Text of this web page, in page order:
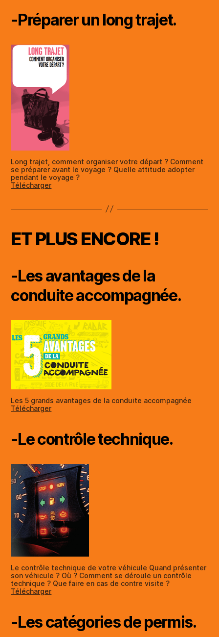
-Préparer un long trajet.
Long trajet, comment organiser votre départ ? Comment
se préparer avant le voyage ? Quelle attitude adopter
pendant le voyage ?
Télécharger
ET PLUS ENCORE !
-Les avantages de la
conduite accompagnée.
Les 5 grands avantages de la conduite accompagnée
Télécharger
-Le contrôle technique.
Le contrôle technique de votre véhicule Quand présenter
son véhicule ? Où ? Comment se déroule un contrôle
technique ? Que faire en cas de contre visite ?
Télécharger
-Les catégories de permis.